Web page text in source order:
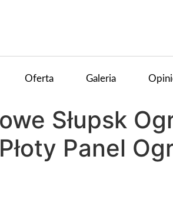
Oferta Galeria
Słupsk
Panel